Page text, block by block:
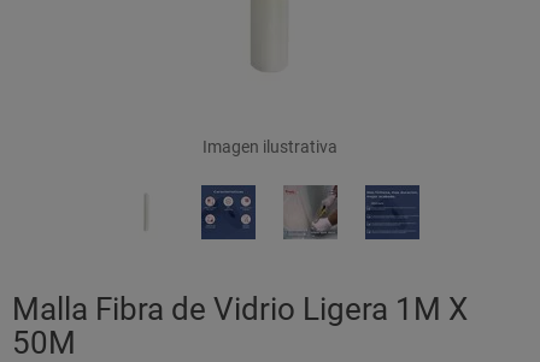
Imagen ilustrativa
Malla Fibra de Vidrio Ligera 1M X
50M